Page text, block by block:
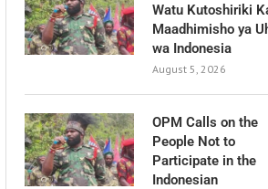
Watu Kutoshiriki
Maadhimisho ya
wa Indonesia
August 5, 2026
OPM Calls on the
People Not to
Participate in the
Indonesian